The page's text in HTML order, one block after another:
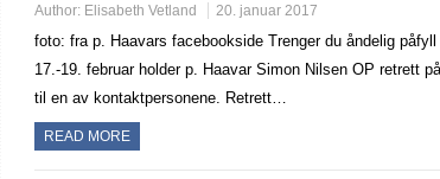
Author: Elisabeth Vetland 20. januar 2017
foto: fra p. Haavars facebookside Trenger du åndelig
17.-19. februar holder p. Haavar Simon Nilsen OP retrett
til en av kontaktpersonene. Retrett…
READ MORE